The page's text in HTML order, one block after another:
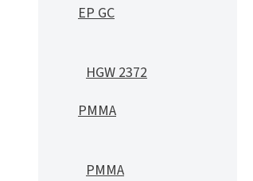
EP GC
HGW 2372
PMMA
PMMA